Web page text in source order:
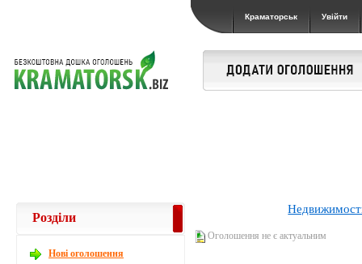
Краматорськ Увійти
Оголошення не є актуальним
Розділи
Новi оголошення